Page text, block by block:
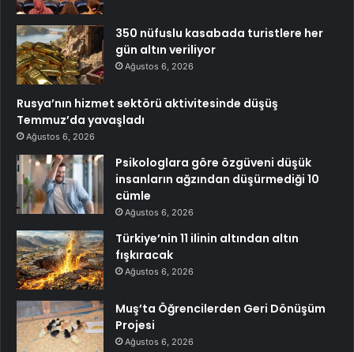
350 nüfuslu kasabada turistlere her
gün altın veriliyor
Ağustos 6, 2026
Rusya’nın hizmet sektörü aktivitesinde düşüş
Temmuz’da yavaşladı
Ağustos 6, 2026
Psikologlara göre özgüveni düşük
insanların ağzından düşürmediği 10
cümle
Ağustos 6, 2026
Türkiye’nin 11 ilinin altından altın
fışkıracak
Ağustos 6, 2026
Muş’ta Öğrencilerden Geri Dönüşüm
Projesi
Ağustos 6, 2026